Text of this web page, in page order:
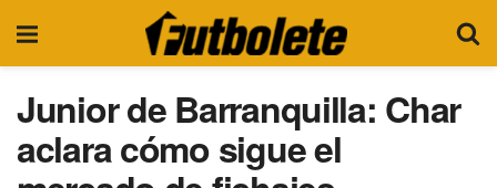
Junior de Barranquilla: Char
aclara cómo sigue el